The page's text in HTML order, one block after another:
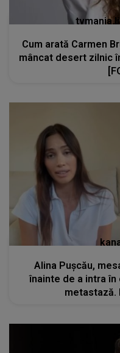
Cum arată Carmen
mâncat desert zilnic
Alina Pușcău,
înainte de a intra în
metastază.